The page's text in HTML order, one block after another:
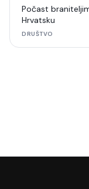
Počast
Hrvatsku
DRUŠTVO